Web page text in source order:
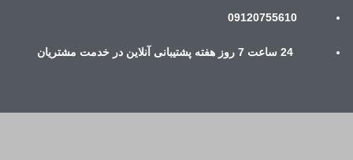
09120755610
24 ساعت 7 روز هفته پشتیبانی آنلاین در خدمت مشتریان